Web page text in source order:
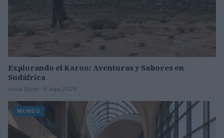
Explorando el Karoo: Aventuras y Sabores en
Sudáfrica
Lucía Marín · 8 Ago 2026
MUNDO